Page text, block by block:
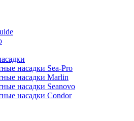
насадки Sea-Pro
насадки Marlin
насадки Seanovo
насадки Condor